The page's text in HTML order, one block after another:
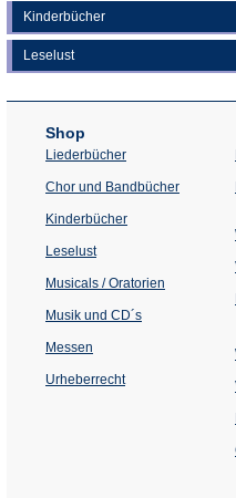
Kinderbücher
Leselust
Shop
Liederbücher
Chor und Bandbücher
Kinderbücher
Leselust
Musicals / Oratorien
Musik und CD´s
Messen
Urheberrecht